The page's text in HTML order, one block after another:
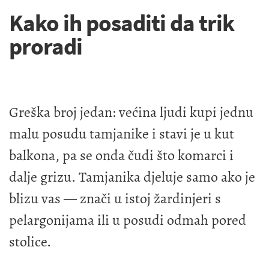
Kako ih posaditi da trik
proradi
Greška broj jedan: većina ljudi kupi jednu
malu posudu tamjanike i stavi je u kut
balkona, pa se onda čudi što komarci i
dalje grizu. Tamjanika djeluje samo ako je
blizu vas — znači u istoj žardinjeri s
pelargonijama ili u posudi odmah pored
stolice.